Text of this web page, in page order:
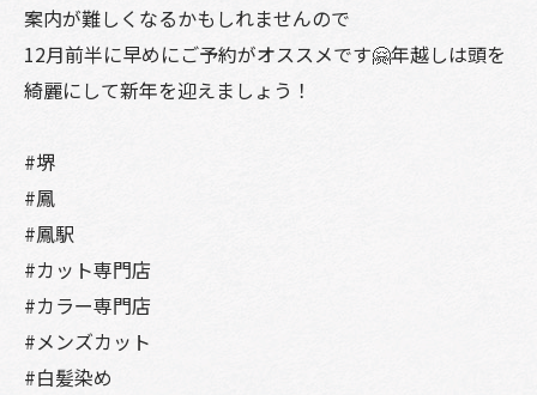
案内が難しくなるかもしれませんので
12月前半に早めにご予約がオススメです🤗年越しは頭を
綺麗にして新年を迎えましょう！
#堺
#鳳
#鳳駅
#カット専門店
#カラー専門店
#メンズカット
#白髪染め